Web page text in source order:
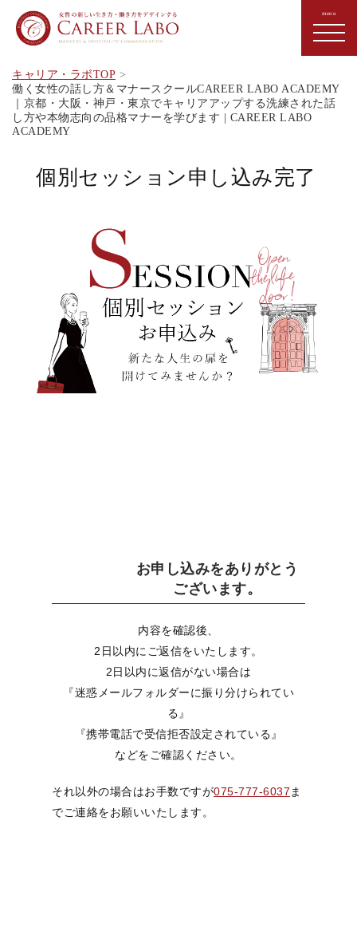
キャリア・ラボTOP
働く女性の話し方＆マナースクールCAREER LABO ACADEMY
｜京都・大阪・神戸・東京でキャリアアップする洗練された話
し方や本物志向の品格マナーを学びます | CAREER LABO
ACADEMY
個別セッション申し込み完了
お申し込みをありがとう
ございます。
内容を確認後、
2日以内にご返信をいたします。
2日以内に返信がない場合は
『迷惑メールフォルダーに振り分けられてい
る』
『携帯電話で受信拒否設定されている』
などをご確認ください。
それ以外の場合はお手数ですが075-777-6037ま
でご連絡をお願いいたします。